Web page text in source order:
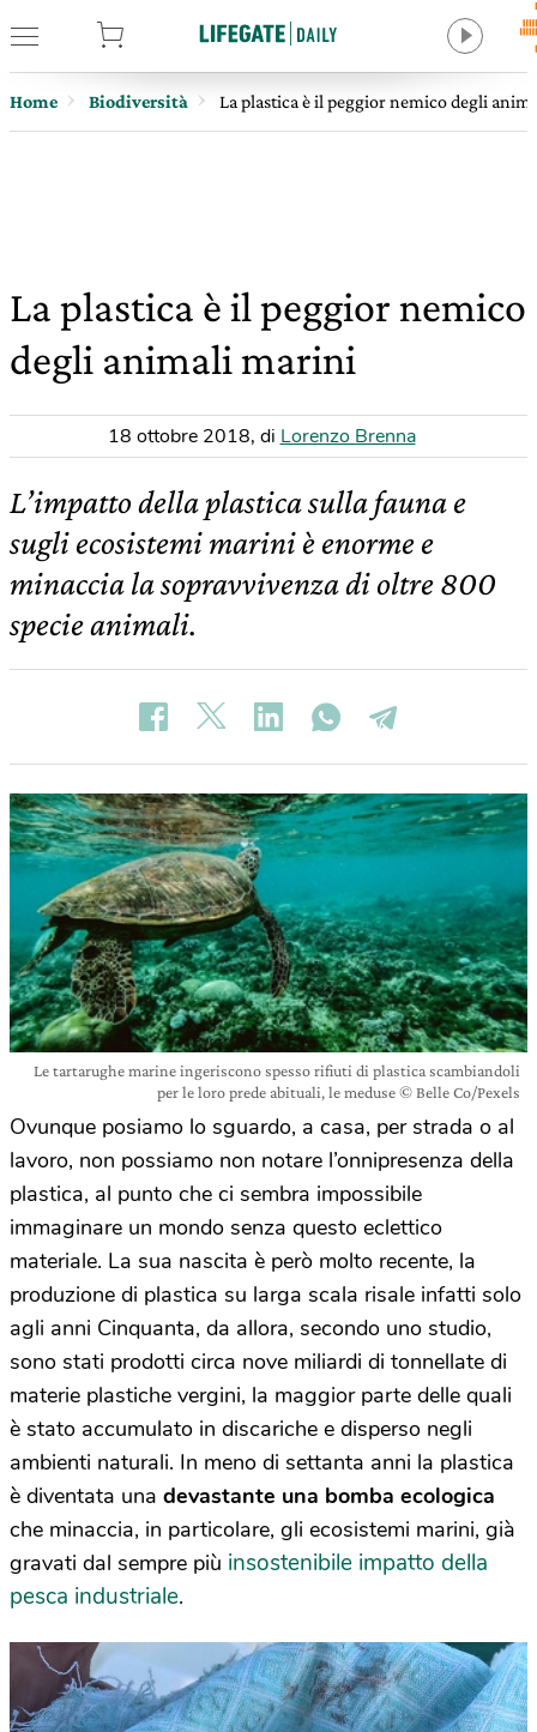
Home Biodiversità La plastica è il peggior nemico degli
La plastica è il peggior nemico
degli animali marini
18 ottobre 2018, di Lorenzo Brenna
L’impatto della plastica sulla fauna e
sugli ecosistemi marini è enorme e
minaccia la sopravvivenza di oltre 800
specie animali.
Le tartarughe marine ingeriscono spesso rifiuti di plastica scambiandoli
per le loro prede abituali, le meduse © Belle Co/Pexels
Ovunque posiamo lo sguardo, a casa, per strada o al
lavoro, non possiamo non notare l’onnipresenza della
plastica, al punto che ci sembra impossibile
immaginare un mondo senza questo eclettico
materiale. La sua nascita è però molto recente, la
produzione di plastica su larga scala risale infatti solo
agli anni Cinquanta, da allora, secondo uno studio,
sono stati prodotti circa nove miliardi di tonnellate di
materie plastiche vergini, la maggior parte delle quali
è stato accumulato in discariche e disperso negli
ambienti naturali. In meno di settanta anni la plastica
è diventata una devastante una bomba ecologica
che minaccia, in particolare, gli ecosistemi marini, già
gravati dal sempre più insostenibile impatto della
pesca industriale.